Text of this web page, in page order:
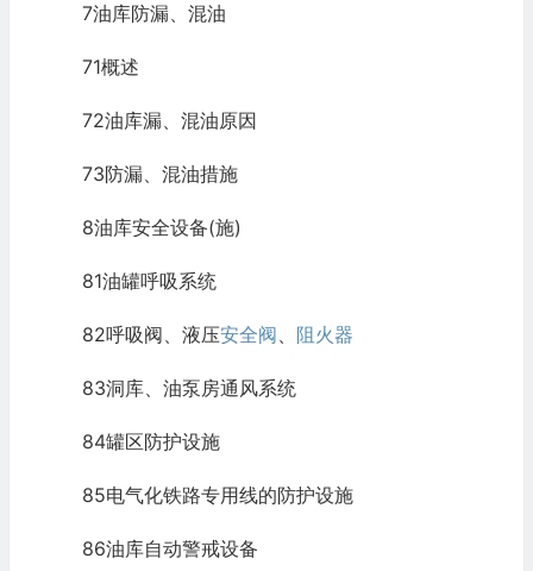
7油库防漏、混油
71概述
72油库漏、混油原因
73防漏、混油措施
8油库安全设备(施)
81油罐呼吸系统
82呼吸阀、液压安全阀、 阻火器
83洞库、油泵房通风系统
84罐区防护设施
85电气化铁路专用线的防护设施
86油库自动警戒设备